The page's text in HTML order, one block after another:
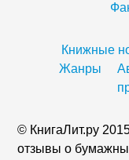
Книжные
Жанры
© КнигаЛит.ру
отзывы о